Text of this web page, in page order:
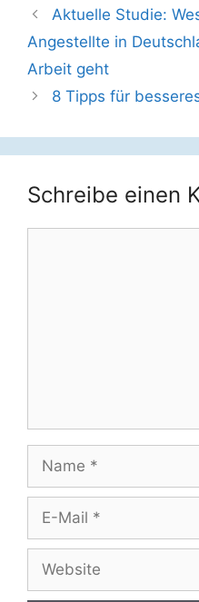
Beitrags-
Navigation
Aktuelle Studie:
Angestellte in
Arbeit geht
8 Tipps für
Schreibe einen
Mail